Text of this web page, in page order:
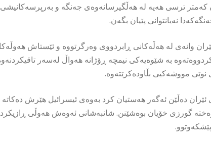
کەمتر ترسی هەیە لە هەڵگیرسانەوەی جەنگە و بەرپرسەکانیشی
نەیانتوانی پێیان بگەن.
وانەی لە هەڵەکانی ڕابردووی وەرگرتووە و ئێستاش
کردووەتەوە بە شێوەیەکی نیمچە ڕۆژانە هەواڵ لەسەر
نوێی مووشەکیی بڵاودەکرێتەوە.
ئێران دەڵێن ئەگەر هەستیان کرد بەوەی ئیسرائیل هێرش
گورزی خۆیان بوەشێنن. شانبەشانی ئەوەش هەوڵی